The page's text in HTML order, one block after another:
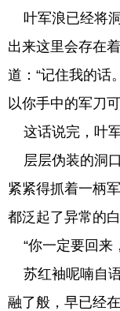
叶军浪已经将
出来这里会存在
道：“记住我的话
以你手中的军刀
这话说完，叶军
层层伪装的洞
紧紧得抓着一柄
都泛起了异常的白
“你一定要回来
苏红袖呢喃自
融了般，早已经